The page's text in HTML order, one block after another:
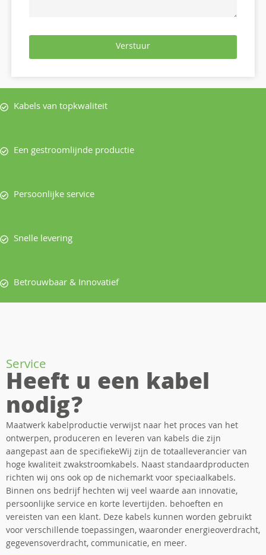
Verstuur
Kabels van topkwaliteit
Een gestroomlijnde productie
Persoonlijke service
Snelle levering
Betrouwbaar & Innovatief
Service
Heeft u een kabel
nodig?
Maatwerk kabelproductie verwijst naar het proces van het
ontwerpen, produceren en leveren van kabels die zijn
aangepast aan de specifiekeWij zijn de totaalleverancier van
hoge kwaliteit zwakstroomkabels. Naast standaardproducten
richten wij ons ook op de nichemarkt voor speciaalkabels.
Binnen ons bedrijf hechten wij veel waarde aan innovatie,
persoonlijke service en korte levertijden. behoeften en
vereisten van een klant. Deze kabels kunnen worden gebruikt
voor verschillende toepassingen, waaronder energieoverdracht,
gegevensoverdracht, communicatie, en meer.